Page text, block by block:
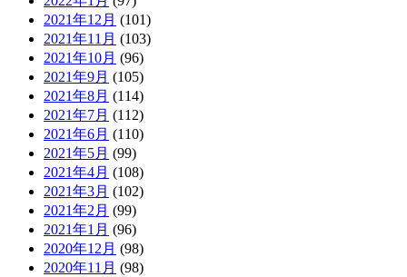
2021年12月 (101)
2021年11月 (103)
2021年10月 (96)
2021年9月 (105)
2021年8月 (114)
2021年7月 (112)
2021年6月 (110)
2021年5月 (99)
2021年4月 (108)
2021年3月 (102)
2021年2月 (99)
2021年1月 (96)
2020年12月 (98)
2020年11月 (98)